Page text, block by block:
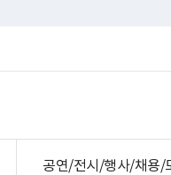
공연/전시/행사/채용/